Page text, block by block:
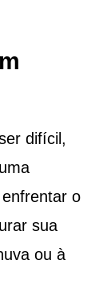
difícil,
o
sua
ou à